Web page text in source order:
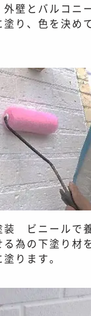
壁とバルコニ
塗り、色を決め
ビニールで
為の下塗り材
ります。